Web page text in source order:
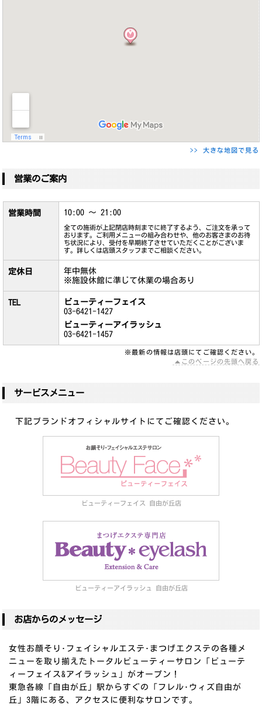
>> 大きな地図で見る
営業のご案内
営業時間 10:00 ～ 21:00
全ての施術が上記閉店時刻までに終了するよう、ご注文を承って
おります。ご利用メニューの組み合わせや、他のお客さまのお待
ち状況により、受付を早期終了させていただくことがございま
す。詳しくは店頭スタッフまでご相談ください。
定休日
年中無休
※施設休館に準じて休業の場合あり
TEL
ビューティーフェイス
03-6421-1427
ビューティーアイラッシュ
03-6421-1457
※最新の情報は店頭にてご確認ください。
このページの先頭へ戻る
サービスメニュー
下記ブランドオフィシャルサイトにてご確認ください。
ビューティーフェイス 自由が丘店
ビューティーアイラッシュ 自由が丘店
お店からのメッセージ
女性お顔そり･フェイシャルエステ･まつげエクステの各種メ
ニューを取り揃えたトータルビューティーサロン「ビューテ
ィーフェイス&アイラッシュ」がオープン！
東急各線「自由が丘」駅からすぐの「フレル･ウィズ自由が
丘」3階にある、アクセスに便利なサロンです。